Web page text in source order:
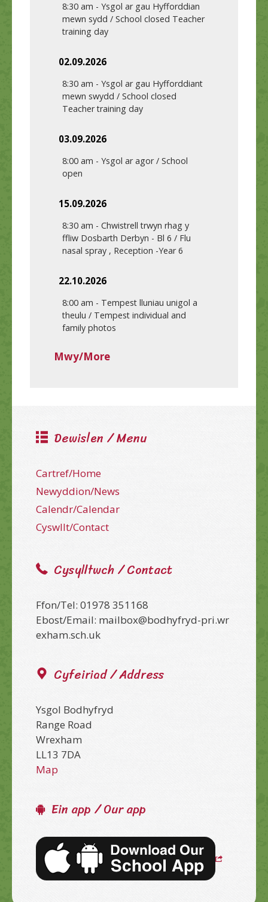
8:30 am - Ysgol ar gau Hyfforddian
mewn sydd / School closed Teacher
training day
02.09.2026
8:30 am - Ysgol ar gau Hyfforddiant
mewn swydd / School closed
Teacher training day
03.09.2026
8:00 am - Ysgol ar agor / School
open
15.09.2026
8:30 am - Chwistrell trwyn rhag y
ffliw Dosbarth Derbyn - Bl 6 / Flu
nasal spray , Reception -Year 6
22.10.2026
8:00 am - Tempest lluniau unigol a
theulu / Tempest individual and
family photos
Mwy/More
Dewislen / Menu
Cartref/Home
Newyddion/News
Calendr/Calendar
Cyswllt/Contact
Cysylltwch / Contact
Ffon/Tel: 01978 351168
Ebost/Email: mailbox@bodhyfryd-pri.wr
exham.sch.uk
Cyfeiriad / Address
Ysgol Bodhyfryd
Range Road
Wrexham
LL13 7DA
Map
Ein app / Our app